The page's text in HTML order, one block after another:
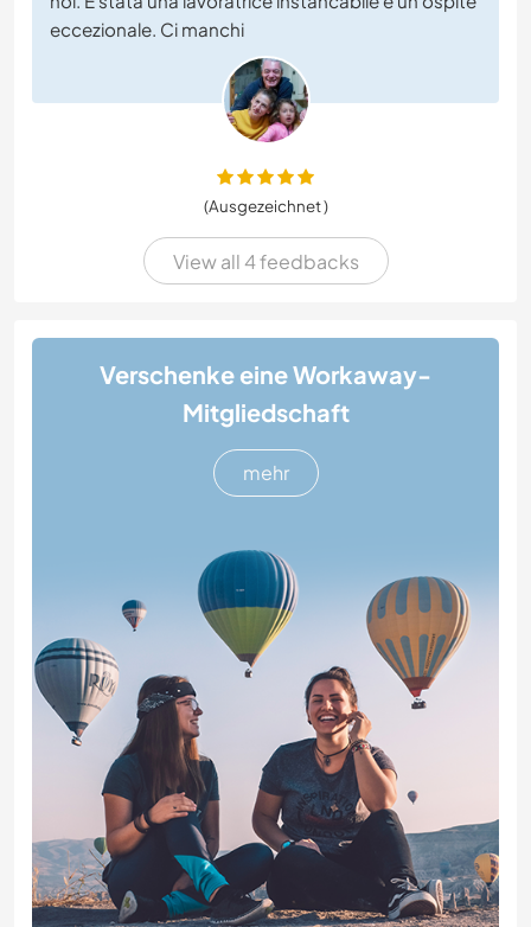
eccezionale. Ci manchi
(Ausgezeichnet )
View all 4 feedbacks
Verschenke eine Workaway-
Mitgliedschaft
mehr